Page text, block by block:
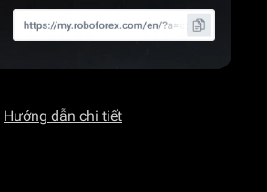
Hướng dẫn chi tiết